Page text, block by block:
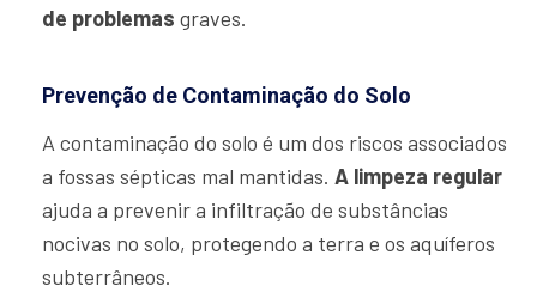
de problemas graves.
Prevenção de Contaminação do Solo
A contaminação do solo é um dos riscos associados
a fossas sépticas mal mantidas. A limpeza regular
ajuda a prevenir a infiltração de substâncias
nocivas no solo, protegendo a terra e os aquíferos
subterrâneos.